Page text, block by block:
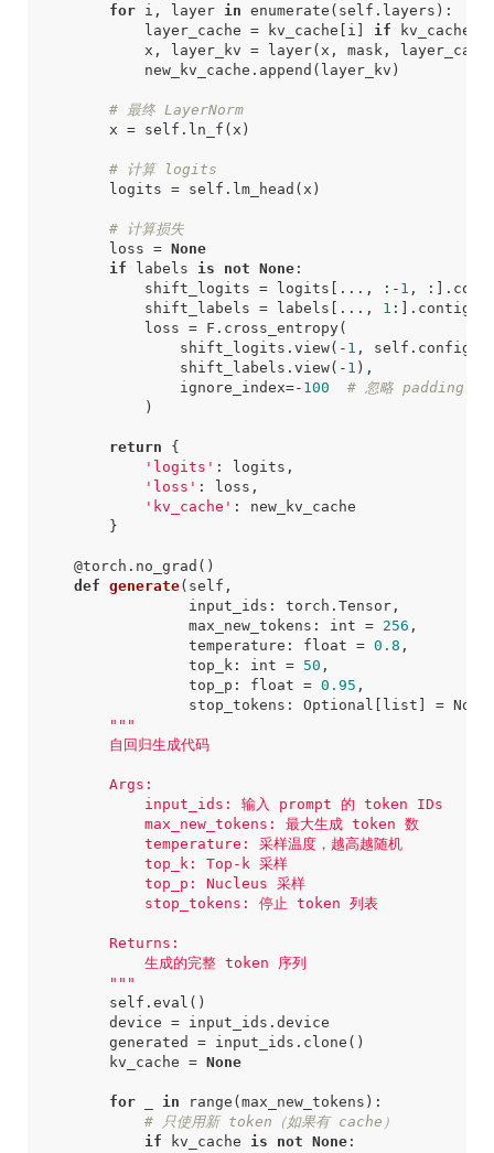
for
i , layer in enumerate ( self . layers ):
layer_cache = kv_cache [ i ] if kv_cache
x , layer_kv = layer( x , mask ,
new_kv_cache . append ( layer_kv )
# 最终 LayerNorm
x = self . ln_f ( x )
# 计算 logits
logits = self . lm_head ( x )
# 计算损失
loss = None
if
labels is not None:
shift_logits = logits [ ... , : - 1 , :] .
shift_labels = labels [ ... , 1 :] .
loss = F . cross_entropy(
shift_logits . view( - 1 , self . config
shift_labels . view( - 1 ),
ignore_index=- 100
# 忽略 padding
)
return
{
'logits' : logits ,
'loss' : loss ,
'kv_cache' :
new_kv_cache
}
@torch.no_grad ()
def generate( self ,
input_ids : torch . Tensor,
max_new_tokens : int = 256 ,
temperature : float = 0.8 ,
top_k : int = 50 ,
top_p : float = 0.95 ,
stop_tokens : Optional [ list ] = None
        自回归生成代码
            max_new_tokens: 最大生成 token 数
            temperature: 采样温度，越高越随机
            top_k: Top-k 采样
            top_p: Nucleus 采样
            stop_tokens: 停止 token 列表
        """
self . eval ()
device = input_ids . device
generated
= input_ids . clone ()
kv_cache = None
for in range (max_new_tokens ):
# 只使用新 token（如果有 cache）
if
kv_cache is not None: